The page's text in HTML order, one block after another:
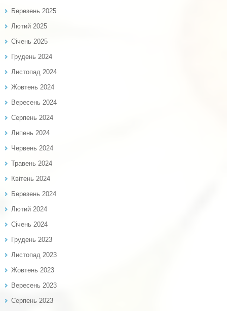
Березень 2025
Лютий 2025
Січень 2025
Грудень 2024
Листопад 2024
Жовтень 2024
Вересень 2024
Серпень 2024
Липень 2024
Червень 2024
Травень 2024
Квітень 2024
Березень 2024
Лютий 2024
Січень 2024
Грудень 2023
Листопад 2023
Жовтень 2023
Вересень 2023
Серпень 2023